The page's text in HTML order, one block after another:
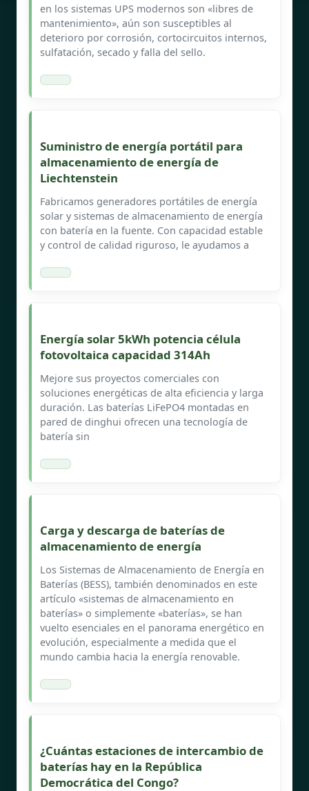
en los sistemas UPS modernos son «libres de
mantenimiento», aún son susceptibles al
deterioro por corrosión, cortocircuitos internos,
sulfatación, secado y falla del sello.
Suministro de energía portátil para
almacenamiento de energía de
Liechtenstein
Fabricamos generadores portátiles de energía
solar y sistemas de almacenamiento de energía
con batería en la fuente. Con capacidad estable
y control de calidad riguroso, le ayudamos a
Energía solar 5kWh potencia célula
fotovoltaica capacidad 314Ah
Mejore sus proyectos comerciales con
soluciones energéticas de alta eficiencia y larga
duración. Las baterías LiFePO4 montadas en
pared de dinghui ofrecen una tecnología de
batería sin
Carga y descarga de baterías de
almacenamiento de energía
Los Sistemas de Almacenamiento de Energía en
Baterías (BESS), también denominados en este
artículo «sistemas de almacenamiento en
baterías» o simplemente «baterías», se han
vuelto esenciales en el panorama energético en
evolución, especialmente a medida que el
mundo cambia hacia la energía renovable.
¿Cuántas estaciones de intercambio de
baterías hay en la República
Democrática del Congo?